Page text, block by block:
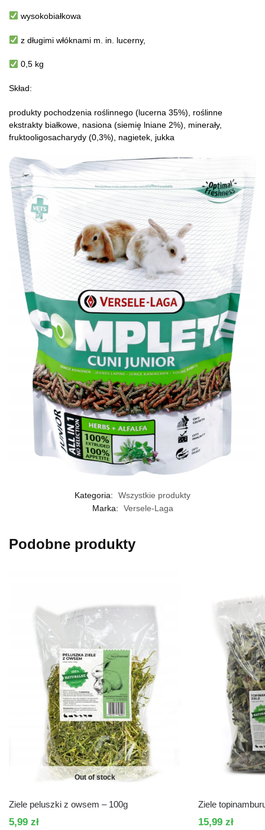
wysokobiałkowa
z długimi włóknami m. in. lucerny,
0,5 kg
Skład:
produkty pochodzenia roślinnego (lucerna 35%), roślinne
ekstrakty białkowe, nasiona (siemię lniane 2%), minerały,
fruktooligosacharydy (0,3%), nagietek, jukka
Kategoria:
Wszystkie produkty
Marka:
Versele-Laga
Podobne produkty
Out of stock
Ziele peluszki z owsem – 100g
5,99 zł
Ziele
15,99 zł